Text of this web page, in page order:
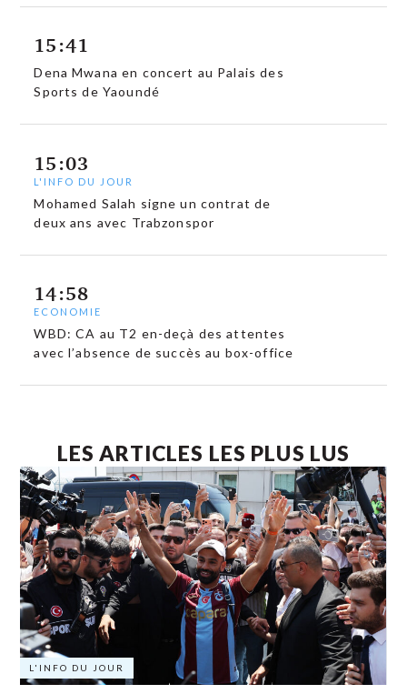
15:41
Dena Mwana en concert au Palais des
Sports de Yaoundé
15:03
L'INFO DU JOUR
Mohamed Salah signe un contrat de
deux ans avec Trabzonspor
14:58
ECONOMIE
WBD: CA au T2 en-deçà des attentes
avec l’absence de succès au box-office
LES ARTICLES LES PLUS LUS
L'INFO DU JOUR